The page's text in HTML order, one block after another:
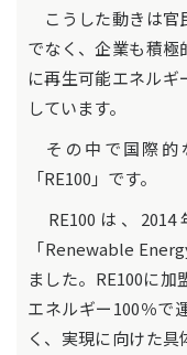
こうした動きは官
でなく、企業も積極
に再生可能エネル
しています。
その中で国際的
「RE100」です。
RE100は、
「Renewable
ました。RE100に
エネルギー100％で
く、実現に向けた